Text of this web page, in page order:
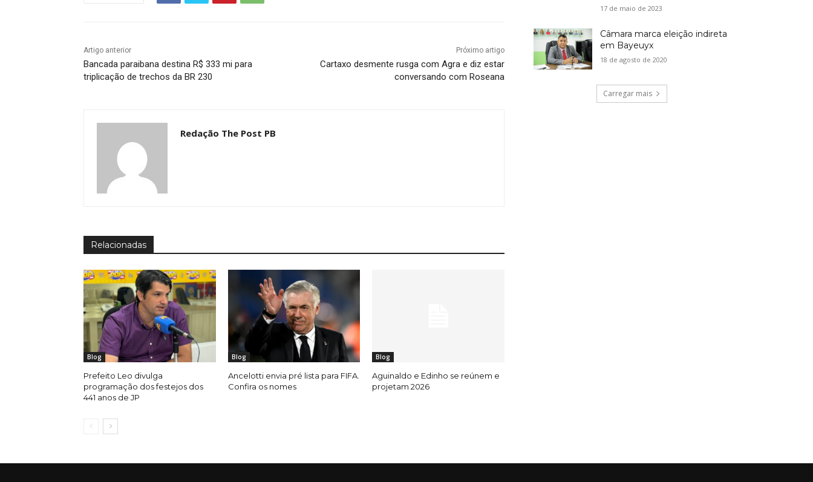
Artigo anterior
Bancada paraibana destina R$ 333 mi para
triplicação de trechos da BR 230
Próximo artigo
Cartaxo desmente rusga com Agra e diz estar
conversando com Roseana
Redação The Post PB
Relacionadas
Blog
Prefeito Leo divulga
programação dos festejos dos
441 anos de JP
Blog
Ancelotti envia pré lista para FIFA.
Confira os nomes
Blog
Aguinaldo e Edinho se reúnem e
projetam 2026
17 de maio de 2023
Câmara marca eleição indireta
em Bayeuyx
18 de agosto de 2020
Carregar mais